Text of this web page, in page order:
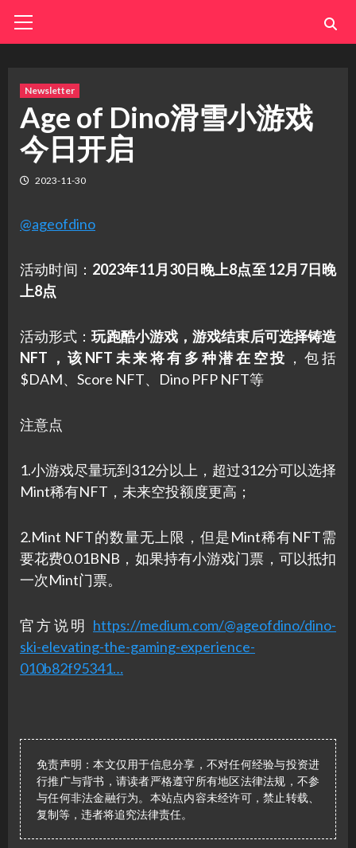
Menu
Newsletter
Age of Dino滑雪小游戏
今日开启
2023-11-30
@ageofdino
活动时间： 2023年11月30日晚上8点至 12月7日晚
上8点
活动形式：玩跑酷小游戏，游戏结束后可选择铸造
NFT，该NFT未来将有多种潜在空投 ，包括
$DAM、Score NFT、Dino PFP NFT等
注意点
1.小游戏尽量玩到312分以上，超过312分可以选择
Mint稀有NFT，未来空投额度更高；
2.Mint NFT的数量无上限，但是Mint稀有NFT需
要花费0.01BNB，如果持有小游戏门票，可以抵扣
一次Mint门票。
官方说明 https://medium.com/@ageofdino/dino-
ski-elevating-the-gaming-experience-
010b82f95341…
免责声明：本文仅用于信息分享，不对任何经验与投资进
行推广与背书，请读者严格遵守所有地区法律法规，不参
与任何非法金融行为。本站点内容未经许可，禁止转载、
复制等，违者将追究法律责任。